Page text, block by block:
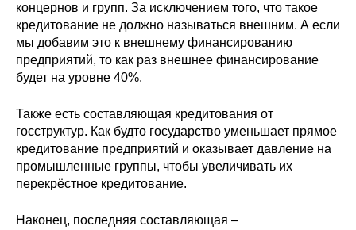
концернов и групп. За исключением того, что такое
кредитование не должно называться внешним. А если
мы добавим это к внешнему финансированию
предприятий, то как раз внешнее финансирование
будет на уровне 40%.
Также есть составляющая кредитования от
госструктур. Как будто государство уменьшает прямое
кредитование предприятий и оказывает давление на
промышленные группы, чтобы увеличивать их
перекрёстное кредитование.
Наконец, последняя составляющая –